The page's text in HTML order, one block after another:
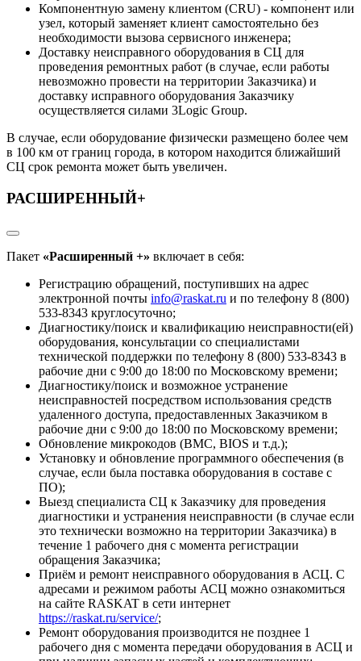
Компонентную замену клиентом (CRU) - компонент или
узел, который заменяет клиент самостоятельно без
необходимости вызова сервисного инженера;
Доставку неисправного оборудования в СЦ для
проведения ремонтных работ (в случае, если работы
невозможно провести на территории Заказчика) и
доставку исправного оборудования Заказчику
осуществляется силами 3Logic Group.
В случае, если оборудование физически размещено более чем
в 100 км от границ города, в котором находится ближайший
СЦ срок ремонта может быть увеличен.
РАСШИРЕННЫЙ+
Пакет «Расширенный +» включает в себя:
Регистрацию обращений, поступивших на адрес
электронной почты info@raskat.ru и по телефону 8 (800)
533-8343 круглосуточно;
Диагностику/поиск и квалификацию неисправности(ей)
оборудования, консультации со специалистами
технической поддержки по телефону 8 (800) 533-8343 в
рабочие дни с 9:00 до 18:00 по Московскому времени;
Диагностику/поиск и возможное устранение
неисправностей посредством использования средств
удаленного доступа, предоставленных Заказчиком в
рабочие дни с 9:00 до 18:00 по Московскому времени;
Обновление микрокодов (BMC, BIOS и т.д.);
Установку и обновление программного обеспечения (в
случае, если была поставка оборудования в составе с
ПО);
Выезд специалиста СЦ к Заказчику для проведения
диагностики и устранения неисправности (в случае если
это технически возможно на территории Заказчика) в
течение 1 рабочего дня с момента регистрации
обращения Заказчика;
Приём и ремонт неисправного оборудования в АСЦ. С
адресами и режимом работы АСЦ можно ознакомиться
на сайте RASKAT в сети интернет
https://raskat.ru/service/;
Ремонт оборудования производится не позднее 1
рабочего дня с момента передачи оборудования в АСЦ и